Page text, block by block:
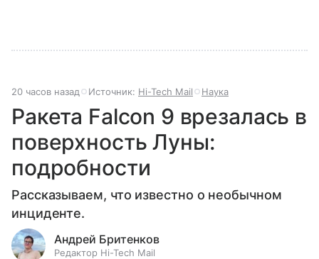
20 часов назад Источник: Hi-Tech Mail Наука
Ракета Falcon 9 врезалась в
поверхность Луны:
подробности
Рассказываем, что известно о необычном
инциденте.
Андрей Бритенков
Редактор Hi-Tech Mail